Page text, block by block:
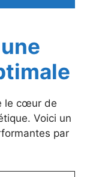
le cœur de
Voici un
par